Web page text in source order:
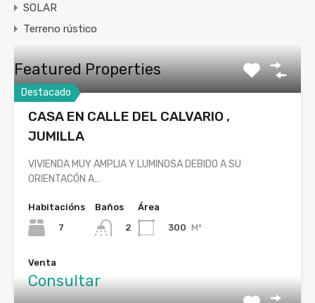
SOLAR
Terreno rústico
Featured Properties
Destacado
CASA EN CALLE DEL CALVARIO ,
JUMILLA
VIVIENDA MUY AMPLIA Y LUMINOSA DEBIDO A SU
ORIENTACÓN A…
Habitacións
7
Baños
2
Área
300 M²
Venta
Consultar